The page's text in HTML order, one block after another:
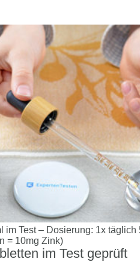
im Test – Dosierung: 1x täglich
= 10mg Zink)
im Test geprüft